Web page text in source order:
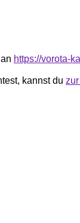
https://vorota-
kannst du